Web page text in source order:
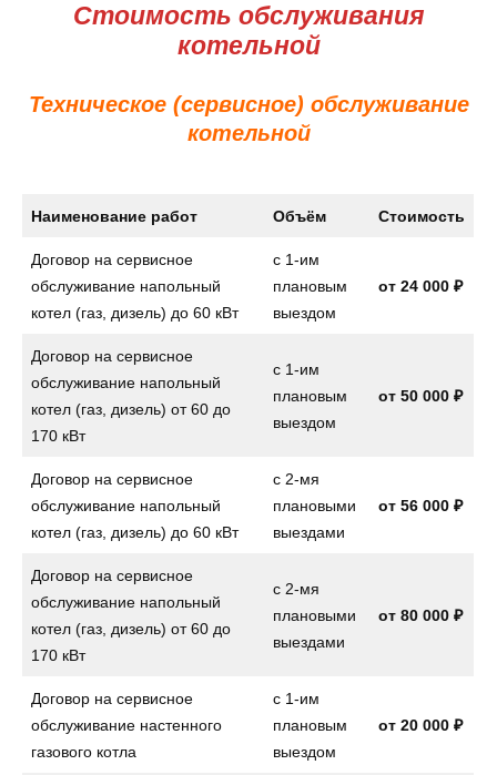
Стоимость обслуживания
котельной
Техническое (сервисное) обслуживание
котельной
Наименование работ Объём Стоимость
Договор на сервисное
обслуживание напольный
котел (газ, дизель) до 60 кВт
с 1-им
плановым
выездом
от 24 000 ₽
Договор на сервисное
обслуживание напольный
котел (газ, дизель) от 60 до
170 кВт
с 1-им
плановым
выездом
от 50 000 ₽
Договор на сервисное
обслуживание напольный
котел (газ, дизель) до 60 кВт
с 2-мя
плановыми
выездами
от 56 000 ₽
Договор на сервисное
обслуживание напольный
котел (газ, дизель) от 60 до
170 кВт
с 2-мя
плановыми
выездами
от 80 000 ₽
Договор на сервисное
обслуживание настенного
газового котла
с 1-им
плановым
выездом
от 20 000 ₽